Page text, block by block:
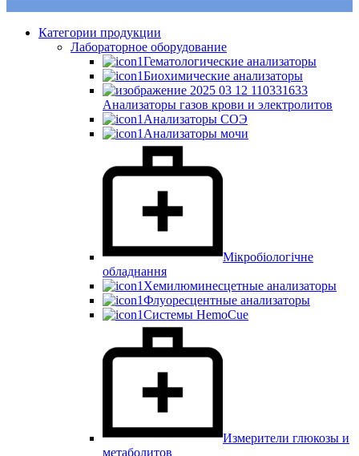
Категории продукции
Лабораторное оборудование
Гематологические анализаторы
Биохимические анализаторы
Анализаторы газов крови и электролитов
Анализаторы СОЭ
Анализаторы мочи
Мікробіологічне
обладнання
Хемилюминесцетные анализаторы
Флуоресцентные анализаторы
Системы HemoCue
Измерители глюкозы и
метаболитов